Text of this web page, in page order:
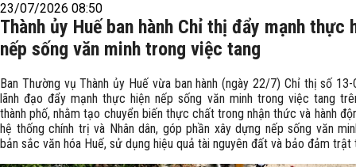
23/07/2026 08:50
Thành ủy Huế ban hành Chỉ thị đẩy mạnh thực
nếp sống văn minh trong việc tang
Ban Thường vụ Thành ủy Huế vừa ban hành (ngày 22/7) Chỉ thị số
lãnh đạo đẩy mạnh thực hiện nếp sống văn minh trong việc tang
thành phố, nhằm tạo chuyển biến thực chất trong nhận thức và hành
hệ thống chính trị và Nhân dân, góp phần xây dựng nếp sống văn
bản sắc văn hóa Huế, sử dụng hiệu quả tài nguyên đất và bảo đảm